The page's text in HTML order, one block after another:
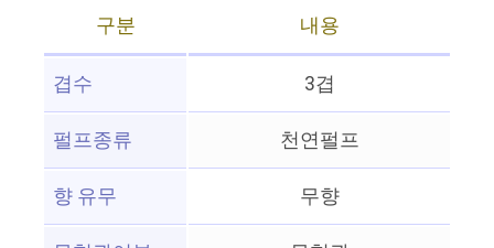
구분
내용
겹수
3겹
펄프종류
천연펄프
향 유무
무향